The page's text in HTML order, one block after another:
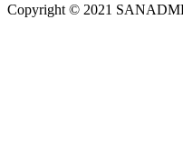
Copyright © 2021